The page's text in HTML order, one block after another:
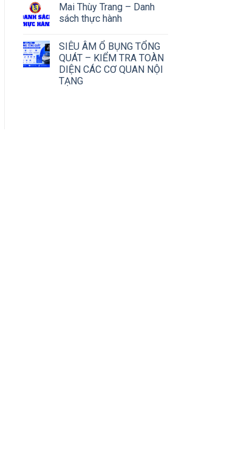
Mai Thùy Trang – Danh
sách thực hành
SIÊU ÂM Ổ BỤNG TỔNG
QUÁT – KIỂM TRA TOÀN
DIỆN CÁC CƠ QUAN NỘI
TẠNG